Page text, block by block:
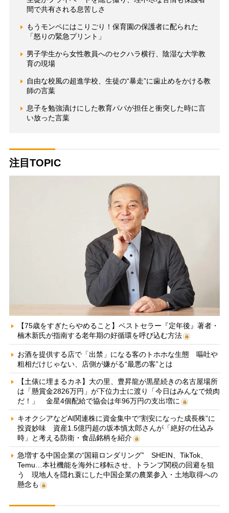
間で共有される息苦しさ
もうモンペにはこりごり！保育園の保護者に配られた
「怒りの緊急プリント」
男子学生から女性教員へのセクハラ横行、陰湿な大学教
育の現場
自由な校風の超進学校、生徒の“暴走”に歯止めをかける教
師の言葉
息子を勉強漬けにした教育パパが担任と衝突した時に言
い放った言葉
注目TOPIC
【75歳をすぎたらやめること】ベストセラー『定年後』著者・
楠木新氏が指南する老年期の好循環を呼び込む方法
お酒を提供する店で「出禁」になる客のトホホな生態 嘔吐や
粗相だけじゃない、店側が嫌がる“最悪の客”とは
【土俵に埋まるカネ】大の里、豊昇龍が黒星続きの名古屋場所
は「懸賞金2826万円」が下位力士に渡り「今日はみんなで焼肉
だ！」 金星4個配給で協会は年96万円の支出増に
キオクシアなどAI関連株に資金集中で“割安になった成長株”に
投資妙味 資産1.5億円超の坂本慎太郎さんが「絶好の仕込み
時」と考える防衛・食品銘柄を紹介
急増する中国企業の“国籍ロンダリング” SHEIN、TikTok、
Temu…本社機能を海外に移転させ、トランプ関税の回避を狙
う 現地人を隠れ蓑にした中国企業の農業参入・土地取得への
懸念も